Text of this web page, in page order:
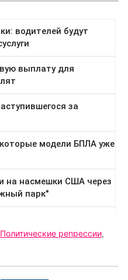
Политические репрессии,